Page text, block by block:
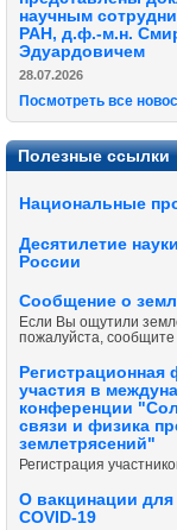
научным
РАН, д.ф.-м.н.
Эдуардовичем
28.07.2026
Посмотреть все
Полезные ссылки
Национальные
Десятилетие
России
Сообщение о
Если Вы ощутили
пожалуйста,
участия в
конференции
связи и физика
землетрясений"
Регистрация
О вакцинации
COVID-19